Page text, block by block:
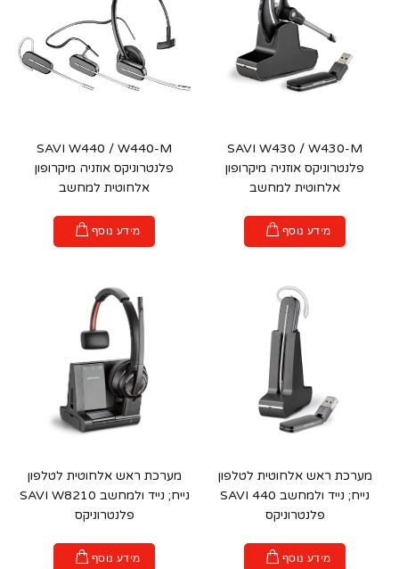
SAVI W430 / W430-M
פלנטרוניקס אוזניה מיקרופון
אלחוטית למחשב
מידע נוסף
SAVI W440 / W440-M
פלנטרוניקס אוזניה מיקרופון
אלחוטית למחשב
מידע נוסף
מערכת ראש אלחוטית לטלפון
נייח; נייד ולמחשב SAVI 440
פלנטרוניקס
מידע נוסף
מערכת ראש אלחוטית לטלפון
נייח; נייד ולמחשב SAVI W8210
פלנטרוניקס
מידע נוסף